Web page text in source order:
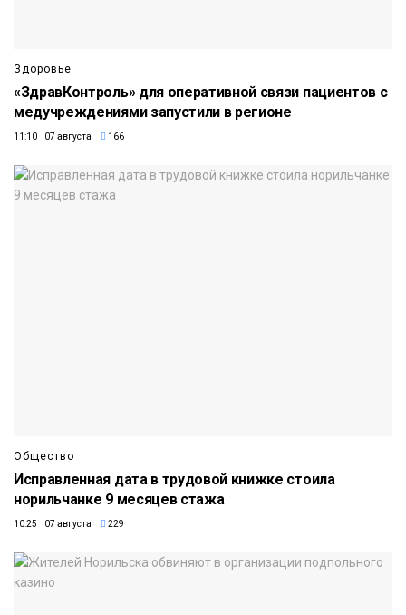
Здоровье
«ЗдравКонтроль» для оперативной связи пациентов с
медучреждениями запустили в регионе
11:10 07 августа 166
Общество
Исправленная дата в трудовой книжке стоила
норильчанке 9 месяцев стажа
10:25 07 августа 229